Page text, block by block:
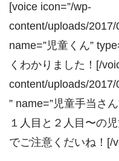
[voice icon=”/wp-
content/uploads/
name=”児童くん”
くわかりました！[/
content/uploads/
” name=”児童手当さ
１人目と２人目〜の
でご注意くだいね！[/